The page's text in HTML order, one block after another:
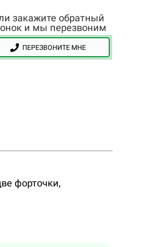
закажите обратный
и мы перезвоним
ПЕРЕЗВОНИТЕ МНЕ
форточки,